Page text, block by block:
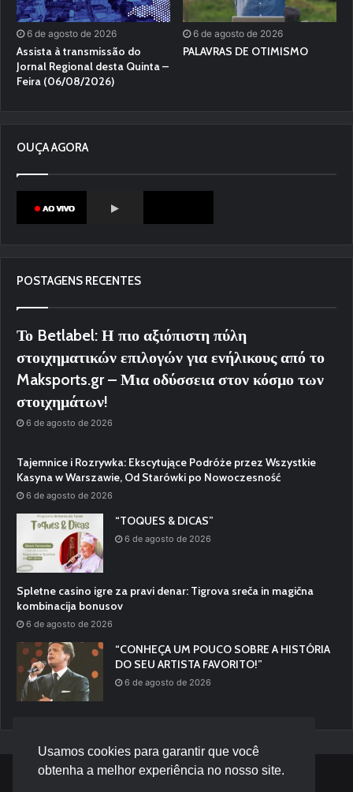
Usamos cookies para garantir que você
obtenha a melhor experiência no nosso site.
6 de agosto de 2026
Assista à transmissão do
Jornal Regional desta Quinta –
Feira (06/08/2026)
6 de agosto de 2026
PALAVRAS DE OTIMISMO
OUÇA AGORA
POSTAGENS RECENTES
Το Betlabel: Η πιο αξιόπιστη πύλη
στοιχηματικών επιλογών για ενήλικους από το
Maksports.gr – Μια οδύσσεια στον κόσμο των
στοιχημάτων!
6 de agosto de 2026
Tajemnice i Rozrywka: Ekscytujące Podróże przez Wszystkie
Kasyna w Warszawie, Od Starówki po Nowoczesność
6 de agosto de 2026
“TOQUES & DICAS”
6 de agosto de 2026
Spletne casino igre za pravi denar: Tigrova sreča in magična
kombinacija bonusov
6 de agosto de 2026
“CONHEÇA UM POUCO SOBRE A HISTÓRIA
DO SEU ARTISTA FAVORITO!”
6 de agosto de 2026